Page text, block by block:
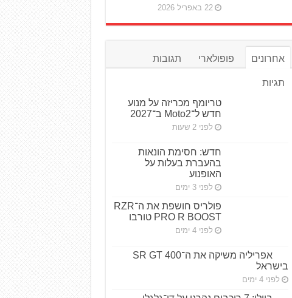
22 באפריל 2026
אחרונים פופולארי תגובות
תגיות
טריומף מכריזה על מנוע
חדש ל־Moto2 ב־2027
לפני 2 שעות
חדש: חסימת הונאות
בהעברת בעלות על
האופנוע
לפני 3 ימים
פולריס חושפת את ה־RZR
PRO R BOOST טורבו
לפני 4 ימים
אפריליה משיקה את ה־SR GT 400
בישראל
לפני 4 ימים